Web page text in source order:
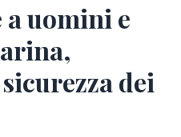
uomini e
dei